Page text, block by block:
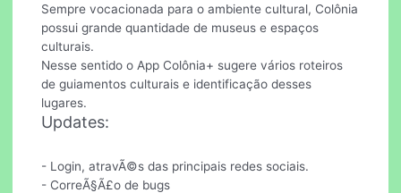
Sempre vocacionada para o ambiente cultural, Colônia
possui grande quantidade de museus e espaços
culturais.
Nesse sentido o App Colônia+ sugere vários roteiros
de guiamentos culturais e identificação desses
lugares.
Updates:
- Login, atravÃ©s das principais redes sociais.
- CorreÃ§Ã£o de bugs